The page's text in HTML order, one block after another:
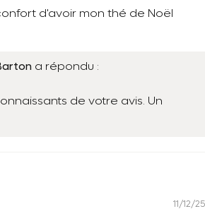
d'avoir mon thé de Noël
a répondu :
de votre avis. Un
11/12/25